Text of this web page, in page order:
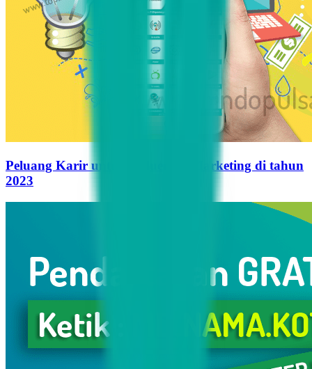
Peluang Karir untuk Influencer Marketing di tahun
2023